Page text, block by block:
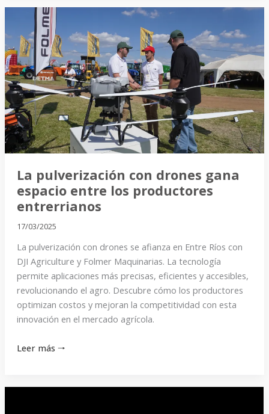
La pulverización con drones gana
espacio entre los productores
entrerrianos
17/03/2025
La pulverización con drones se afianza en Entre Ríos con
DJI Agriculture y Folmer Maquinarias. La tecnología
permite aplicaciones más precisas, eficientes y accesibles,
revolucionando el agro. Descubre cómo los productores
optimizan costos y mejoran la competitividad con esta
innovación en el mercado agrícola.
pulverización
con
drones
gana
espacio
entre
los
productores
entrerrianos
Leer más 🠒